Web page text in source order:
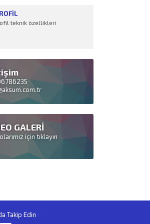
teknik özellikleri
GALERİ
için tıklayın
Takip Edin